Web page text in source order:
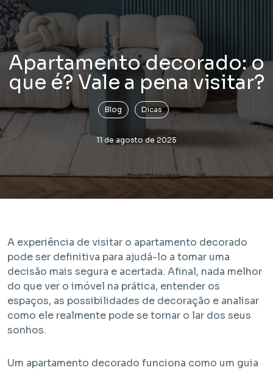
Apartamento decorado: o
que é? Vale a pena visitar?
Blog Dicas
11 de agosto de 2025
A experiência de visitar o apartamento decorado
pode ser definitiva para ajudá-lo a tomar uma
decisão mais segura e acertada. Afinal, nada melhor
do que ver o imóvel na prática, entender os
espaços, as possibilidades de decoração e analisar
como ele realmente pode se tornar o lar dos seus
sonhos.
Um apartamento decorado funciona como um guia
Lançamento
Bem Viver Praça Fortunato